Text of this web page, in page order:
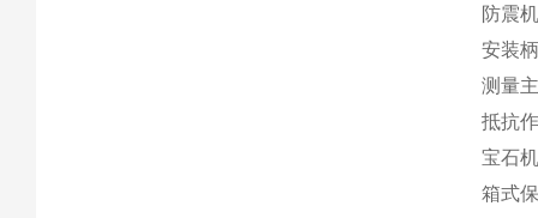
防震
安装
测量
抵抗
宝石
箱式